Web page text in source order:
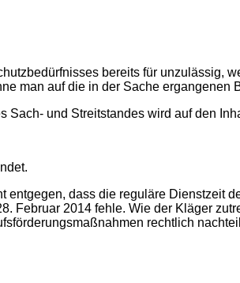
bereits für unzulässig,
man auf die in der Sache ergangenen
Sach‑ und Streitstandes wird auf den
entgegen, dass die reguläre Dienstzeit
Februar 2014 fehle. Wie der Kläger
rechtlich